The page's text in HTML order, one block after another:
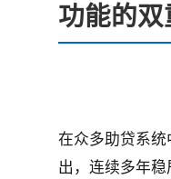
功能的双
在众多助贷系
出，连续多年